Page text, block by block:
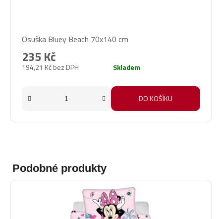
Osuška Bluey Beach 70x140 cm
194,21 Kč bez DPH
235 Kč
Skladem
DO KOŠÍKU
Podobné produkty